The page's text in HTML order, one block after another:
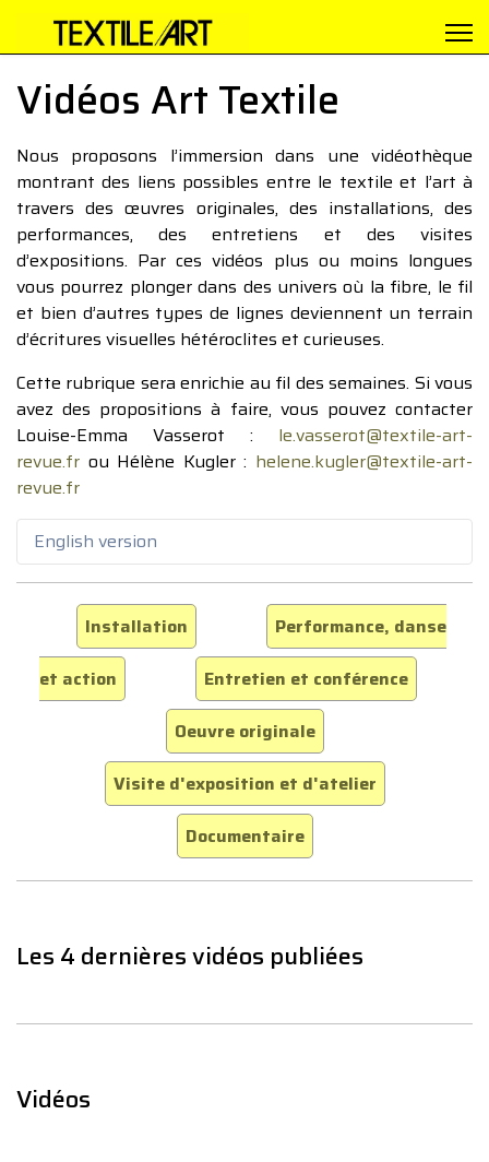
Vidéos Art Textile
Nous proposons l’immersion dans une vidéothèque
montrant des liens possibles entre le textile et l’art à
travers des œuvres originales, des installations, des
performances, des entretiens et des visites
d’expositions. Par ces vidéos plus ou moins longues
vous pourrez plonger dans des univers où la fibre, le fil
et bien d’autres types de lignes deviennent un terrain
d’écritures visuelles hétéroclites et curieuses.
Cette rubrique sera enrichie au fil des semaines. Si vous
avez des propositions à faire, vous pouvez contacter
Louise-Emma Vasserot : le.vasserot@textile-art-
revue.fr ou Hélène Kugler : helene.kugler@textile-art-
revue.fr
English version
Installation
Performance, danse
et action
Entretien et conférence
Oeuvre originale
Visite d'exposition et d'atelier
Documentaire
Les 4 dernières vidéos publiées
Vidéos